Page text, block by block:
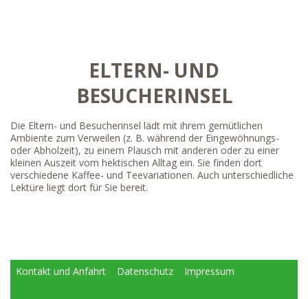
ELTERN- UND
BESUCHERINSEL
Die Eltern- und Besucherinsel lädt mit ihrem gemütlichen
Ambiente zum Verweilen (z. B. während der Eingewöhnungs-
oder Abholzeit), zu einem Plausch mit anderen oder zu einer
kleinen Auszeit vom hektischen Alltag ein. Sie finden dort
verschiedene Kaffee- und Teevariationen. Auch unterschiedliche
Lektüre liegt dort für Sie bereit.
Kontakt und Anfahrt Datenschutz Impressum